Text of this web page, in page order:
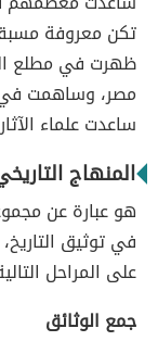
تكن معروفة
ظهرت في مطلع
مصر، وساهمت في
ساعدت علماء
المنهاج
هو عبارة عن
في توثيق
على المراحل
جمع الوثائق